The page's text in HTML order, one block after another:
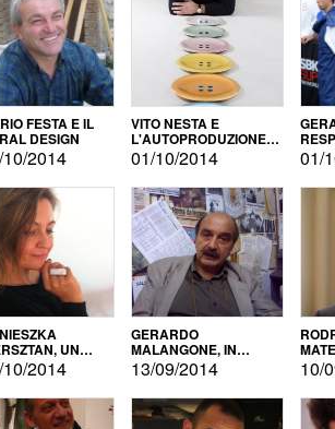
FESTA E IL
DESIGN
2014
VITO NESTA E
L'AUTOPRODUZIONE
COME RECUPERO DEI
SIMBOLI
01/10/2014 01/
UN
DI
2014
GERARDO
MALANGONE, IN
GIURIA PER IL
CONCORSO
LETTERARIO
13/09/2014 10/